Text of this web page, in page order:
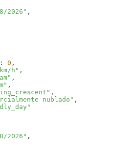
2026"
: 0
h"
nublado"
2026"